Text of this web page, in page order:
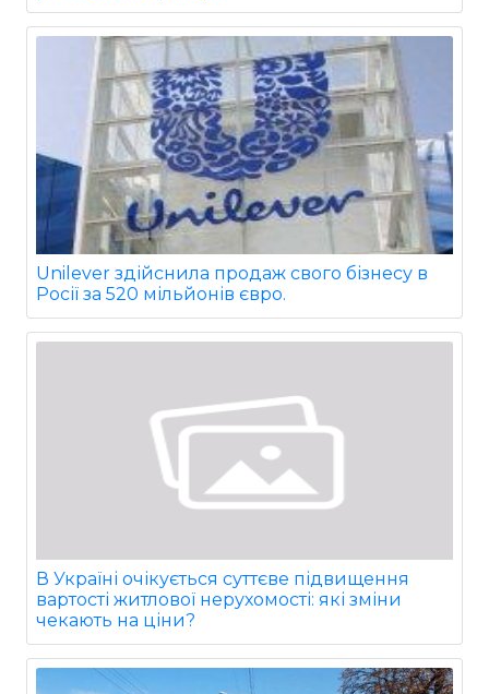
Unilever здійснила продаж свого бізнесу в
Росії за 520 мільйонів євро.
В Україні очікується суттєве підвищення
вартості житлової нерухомості: які зміни
чекають на ціни?